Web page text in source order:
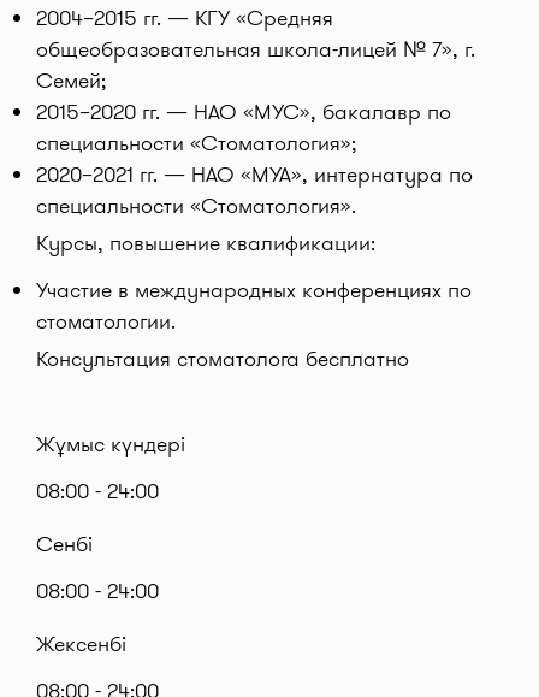
2004–2015 гг. — КГУ «Средняя
общеобразовательная школа-лицей № 7», г.
Семей;
2015–2020 гг. — НАО «МУС», бакалавр по
специальности «Стоматология»;
2020–2021 гг. — НАО «МУА», интернатура по
специальности «Стоматология».
Курсы, повышение квалификации:
Участие в международных конференциях по
стоматологии.
Консультация стоматолога бесплатно
Жұмыс күндері
08:00 - 24:00
Сенбі
08:00 - 24:00
Жексенбі
08:00 - 24:00